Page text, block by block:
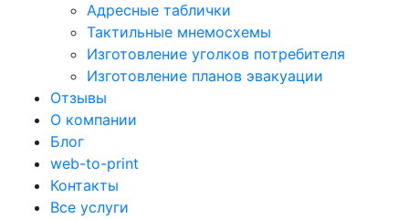
Адресные таблички
Тактильные мнемосхемы
Изготовление уголков потребителя
Изготовление планов эвакуации
Отзывы
О компании
Блог
web-to-print
Контакты
Все услуги